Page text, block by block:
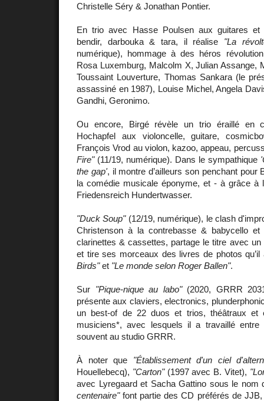
Christelle Séry & Jonathan Pontier.
En trio avec Hasse Poulsen aux guitares
bendir, darbouka & tara, il réalise "La
numérique), hommage à des héros
Rosa Luxemburg, Malcolm X, Julian Assange,
Toussaint Louverture, Thomas Sankara (le
assassiné en 1987), Louise Michel, Angela
Gandhi, Geronimo.
Ou encore, Birgé révèle un trio éraillé en
Hochapfel aux violoncelle, guitare,
François Vrod au violon, kazoo, appeau,
Fire"(11/19, numérique). Dans le sympathique
the gap', il montre d’ailleurs son penchant pour
la comédie musicale éponyme, et - à grâce à
Friedensreich Hundertwasser.
"Duck Soup"(12/19, numérique), le clash
Christenson à la contrebasse & babycello et
clarinettes & cassettes, partage le titre avec
et tire ses morceaux des livres de photos
Birds"et "Le monde selon Roger Ballen".
Sur "Pique-nique au labo"(2020, GRRR
présente aux claviers, electronics,
un best-of de 22 duos et trios, théâtraux et
musiciens*, avec lesquels il a travaillé
souvent au studio GRRR.
À noter que "Établissement d'un ciel
Houellebecq), "Carton"(1997 avec B. Vitet),
avec Lyregaard et Sacha Gattino sous le
centenaire"font partie des CD préférés de